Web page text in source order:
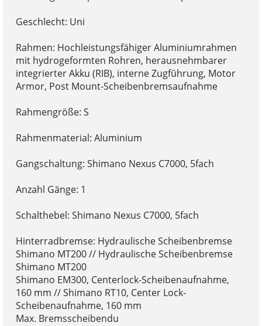
Geschlecht: Uni
Rahmen: Hochleistungsfähiger Aluminiumrahmen
mit hydrogeformten Rohren, herausnehmbarer
integrierter Akku (RIB), interne Zugführung, Motor
Armor, Post Mount-Scheibenbremsaufnahme
Rahmengröße: S
Rahmenmaterial: Aluminium
Gangschaltung: Shimano Nexus C7000, 5fach
Anzahl Gänge: 1
Schalthebel: Shimano Nexus C7000, 5fach
Hinterradbremse: Hydraulische Scheibenbremse
Shimano MT200 // Hydraulische Scheibenbremse
Shimano MT200
Shimano EM300, Centerlock-Scheibenaufnahme,
160 mm // Shimano RT10, Center Lock-
Scheibenaufnahme, 160 mm
Max. Bremsscheibendu